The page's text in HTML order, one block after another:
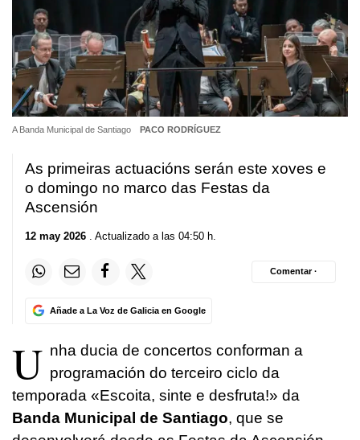
A Banda Municipal de Santiago PACO RODRÍGUEZ
As primeiras actuacións serán este xoves e
o domingo no marco das Festas da
Ascensión
12 may 2026 . Actualizado a las 04:50 h.
Añade a La Voz de Galicia en Google
Comentar ·
U nha ducia de concertos conforman a
programación do terceiro ciclo da
temporada «Escoita, sinte e desfruta!» da
Banda Municipal de Santiago, que se